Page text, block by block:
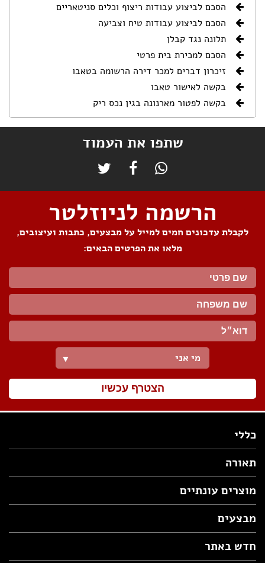
הסכם לביצוע עבודות ריצוף וכלים סניטאריים
הסכם לביצוע עבודות טיח וצביעה
תלונה נגד קבלן
הסכם למכירת בית פרטי
זיכרון דברים למכר דירה הרשומה בטאבו
בקשה לאישור טאבו
בקשה לפטור מארנונה בגין נכס ריק
שתפו את העמוד
הרשמה לניוזלטר
לקבלת עדכונים חמים למייל על מבצעים, כתבות ועיצובים,
מלאו את הפרטים הבאים:
מי אני ▼
הצטרף עכשיו
כללי
תאורה
מוצרים עונתיים
מבצעים
חדש באתר